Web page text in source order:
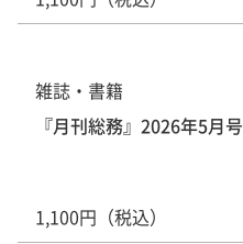
雑誌・書籍
『月刊総務』2026年5月号
1,100円（税込）